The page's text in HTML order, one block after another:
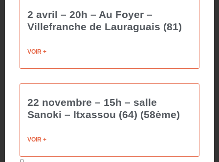
2 avril – 20h – Au Foyer –
Villefranche de Lauraguais (81)
VOIR +
22 novembre – 15h – salle
Sanoki – Itxassou (64) (58ème)
VOIR +